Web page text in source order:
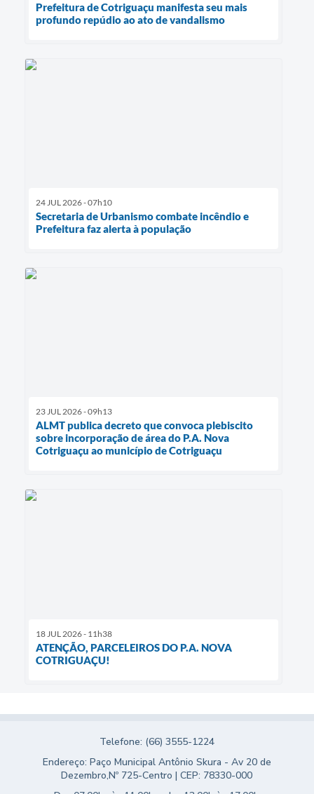
Prefeitura de Cotriguaçu manifesta seu mais
profundo repúdio ao ato de vandalismo
24 JUL 2026 - 07h10
Secretaria de Urbanismo combate incêndio e
Prefeitura faz alerta à população
23 JUL 2026 - 09h13
ALMT publica decreto que convoca plebiscito
sobre incorporação de área do P.A. Nova
Cotriguaçu ao município de Cotriguaçu
18 JUL 2026 - 11h38
ATENÇÃO, PARCELEIROS DO P.A. NOVA
COTRIGUAÇU!
Telefone: (66) 3555-1224
Endereço: Paço Municipal Antônio Skura - Av 20 de
Dezembro,Nº 725-Centro | CEP: 78330-000